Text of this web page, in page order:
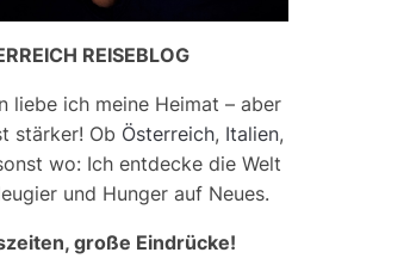
REISEBLOG
liebe ich meine Heimat – aber
stärker! Ob Österreich, Italien,
wo: Ich entdecke die Welt
und Hunger auf Neues.
große Eindrücke!